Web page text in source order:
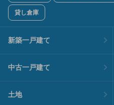
貸し倉庫
新築一戸建て
中古一戸建て
土地